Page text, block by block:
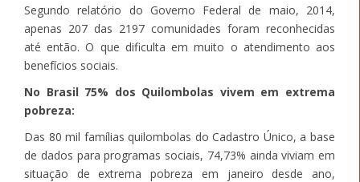
Segundo relatório do Governo Federal de maio, 2014,
apenas 207 das 2197 comunidades foram reconhecidas
até então. O que dificulta em muito o atendimento aos
benefícios sociais.
No Brasil 75% dos Quilombolas vivem em extrema
pobreza:
Das 80 mil famílias quilombolas do Cadastro Único, a base
de dados para programas sociais, 74,73% ainda viviam em
situação de extrema pobreza em janeiro desde ano,